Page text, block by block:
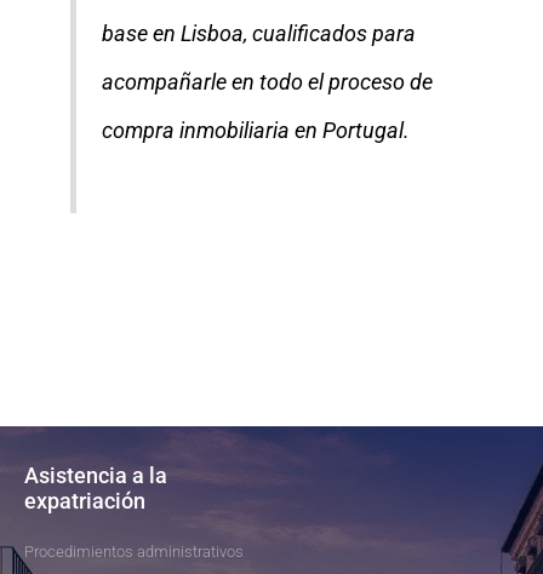
base en Lisboa, cualificados para
acompañarle en todo el proceso de
compra inmobiliaria en Portugal.
Asistencia a la
expatriación
Procedimientos administrativos